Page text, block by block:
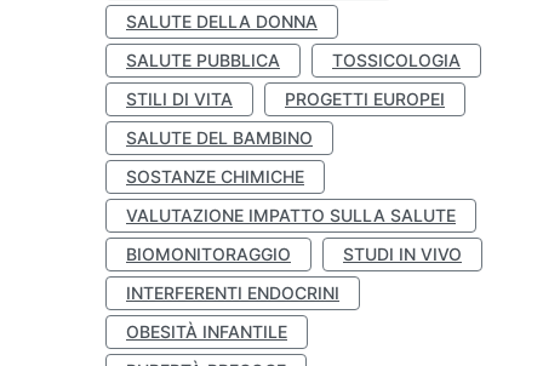
SALUTE DELLA DONNA
SALUTE PUBBLICA
TOSSICOLOGIA
STILI DI VITA
PROGETTI EUROPEI
SALUTE DEL BAMBINO
SOSTANZE CHIMICHE
VALUTAZIONE IMPATTO SULLA SALUTE
BIOMONITORAGGIO
STUDI IN VIVO
INTERFERENTI ENDOCRINI
OBESITÀ INFANTILE